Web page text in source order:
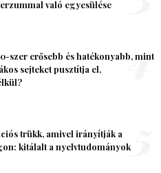
való egyesülése
szer erősebb és hatékonyabb, mint
sejteket pusztítja el,
4
trükk, amivel irányítják a
kitálalt a nyelvtudományok